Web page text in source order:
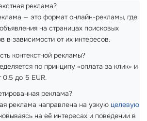
реклама?
— это формат онлайн-рекламы, где
на страницах поисковых
в зависимости от их интересов.
контекстной рекламы?
по принципу «оплата за клик» и
0.5 до 5 EUR.
реклама?
реклама направлена на узкую целевую
на её интересах и поведении в